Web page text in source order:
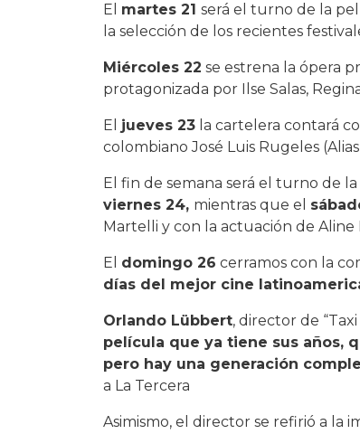
El martes 21 será el turno de la
la selección de los recientes
Miércoles 22 se estrena la ópera
protagonizada por Ilse Salas,
El jueves 23 la cartelera contará
colombiano José Luis Rugeles
El fin de semana será el turno de
viernes 24, mientras que el
Martelli y con la actuación de
El domingo 26 cerramos con la
días del mejor cine
Orlando Lübbert, director de “Taxi
película que ya tiene sus años,
pero hay una generación
a La Tercera
Asimismo, el director se refirió a la